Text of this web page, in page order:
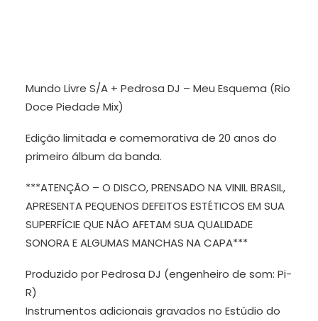
Mundo Livre S/A + Pedrosa DJ – Meu Esquema (Rio
Doce Piedade Mix)
Edição limitada e comemorativa de 20 anos do
primeiro álbum da banda.
***ATENÇÃO – O DISCO, PRENSADO NA VINIL BRASIL,
APRESENTA PEQUENOS DEFEITOS ESTÉTICOS EM SUA
SUPERFÍCIE QUE NÃO AFETAM SUA QUALIDADE
SONORA E ALGUMAS MANCHAS NA CAPA***
Produzido por Pedrosa DJ (engenheiro de som: Pi-
R)
Instrumentos adicionais gravados no Estúdio do